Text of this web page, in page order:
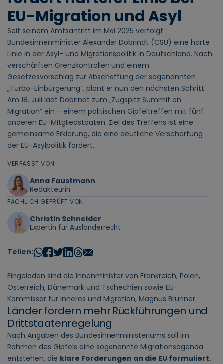
EU-Migration und Asyl
Seit seinem Amtsantritt im Mai 2025 verfolgt
Bundesinnenminister Alexander Dobrindt (CSU) eine harte
Linie in der Asyl- und Migrationspolitik in Deutschland. Nach
verschärften Grenzkontrollen und einem
Gesetzesvorschlag zur Abschaffung der sogenannten
„Turbo-Einbürgerung”, plant er nun den nächsten Schritt:
Am 18. Juli lädt Dobrindt zum „Zugspitz Summit on
Migration“ ein – einem politischen Gipfeltreffen mit fünf
anderen EU-Mitgliedstaaten. Ziel des Treffens ist eine
gemeinsame Erklärung, die eine deutliche Verschärfung
der EU-Asylpolitik fordert.
VERFASST VON:
Anna Faustmann
Redakteurin
FACHLICH GEPRÜFT VON:
Christin Schneider
Expertin für Ausländerrecht
Teilen:
Eingeladen sind die Innenminister von Frankreich, Polen,
Österreich, Dänemark und Tschechien sowie EU-
Kommissar für Inneres und Migration, Magnus Brunner.
Länder fordern mehr Rückführungen und
Drittstaatenregelung
Nach Angaben des Bundesinnenministeriums soll im
Rahmen des Gipfels eine sogenannte Migrationsagenda
entstehen, die klare Forderungen an die EU formuliert.